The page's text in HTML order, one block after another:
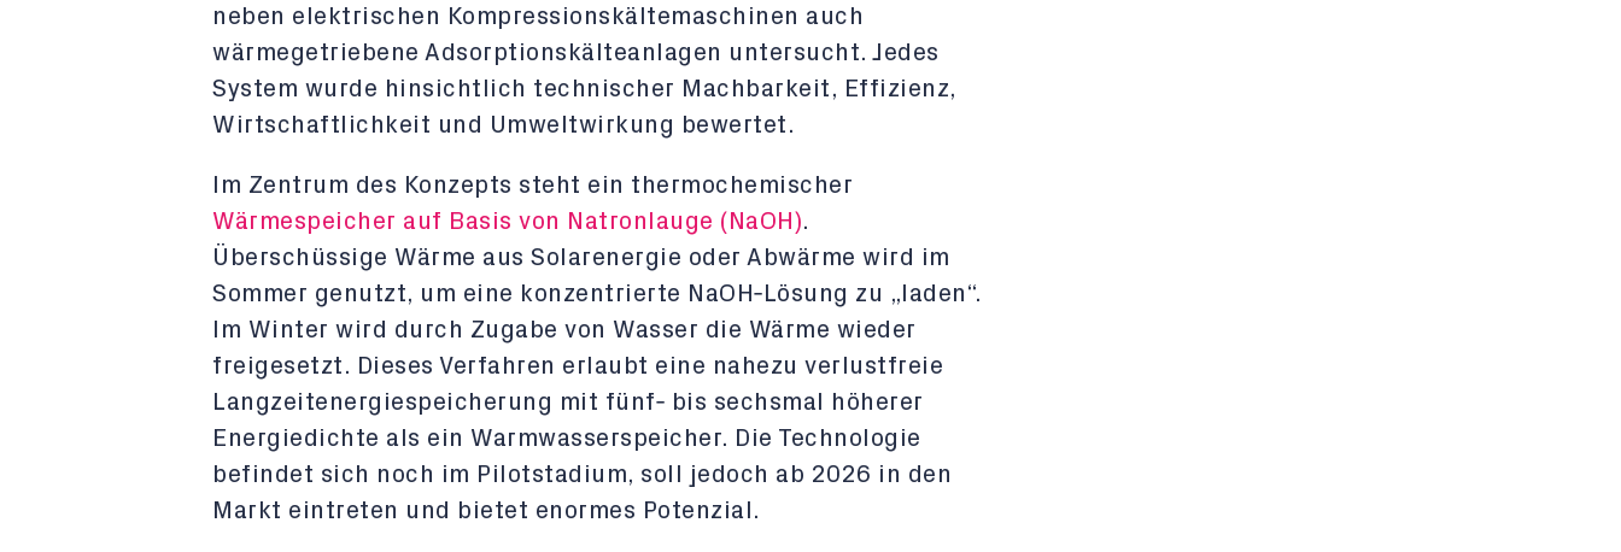
neben elektrischen Kompressionskä ltemaschinen auch
wärmegetriebene Adsorptionskä lteanlagen untersucht. Jedes
System wurde hinsichtlich technischer Machbarkeit, Effizienz,
Wirtschaftlichkeit und Umweltwirkung bewertet.
Im Zentrum des Konzepts steht ein thermochemischer
Wärmespeicher auf Basis von Natronlauge (NaOH).
Überschüssige Wärme aus Solarenergie oder Abwärme wird im
Sommer genutzt, um eine konzentrierte NaOH ‑ Lösung zu „ laden “.
Im Winter wird durch Zugabe von Wasser die Wä rme wieder
freigesetzt. Dieses Verfahren erlaubt eine nahezu verlustfreie
Langzeitenergiespeicherung mit fü nf‑ bis sechsmal h ö herer
Energiedichte als ein Warmwasserspeicher. Die Technologie
befindet sich noch im Pilotstadium, soll jedoch ab 2026 in den
Markt eintreten und bietet enormes Potenzial.